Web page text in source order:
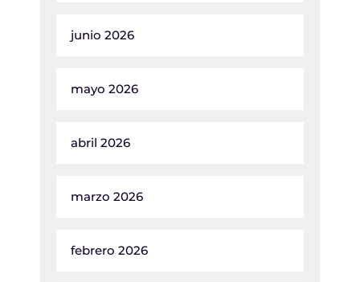
junio 2026
mayo 2026
abril 2026
marzo 2026
febrero 2026